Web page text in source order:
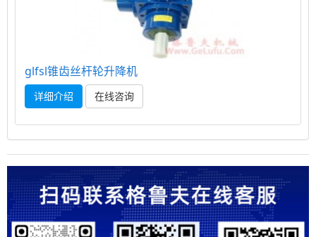
glfsl锥齿丝杆轮升降机
详细介绍 在线咨询